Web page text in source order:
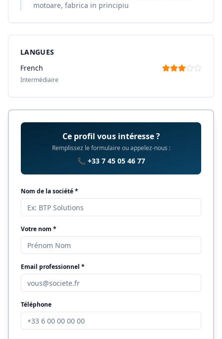
motoare, fabrica in principiu
LANGUES
French
Intermédiaire
Ce profil vous intéresse ?
Remplissez le formulaire ou appelez-nous :
📞 +33 7 45 05 46 77
Nom de la société *
Votre nom *
Email professionnel *
Téléphone